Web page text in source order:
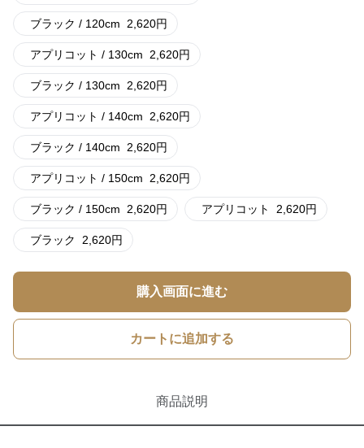
ブラック / 120cm 2,620円
アプリコット / 130cm 2,620円
ブラック / 130cm 2,620円
アプリコット / 140cm 2,620円
ブラック / 140cm 2,620円
アプリコット / 150cm 2,620円
ブラック / 150cm 2,620円 アプリコット 2,620円
ブラック 2,620円
購入画面に進む
カートに追加する
商品説明